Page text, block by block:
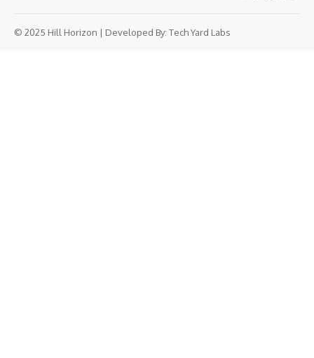
© 2025 Hill Horizon | Developed By: Tech Yard Labs